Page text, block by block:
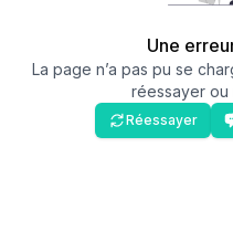
Une
La page n’a pas pu se
réessayer ou
Réessayer